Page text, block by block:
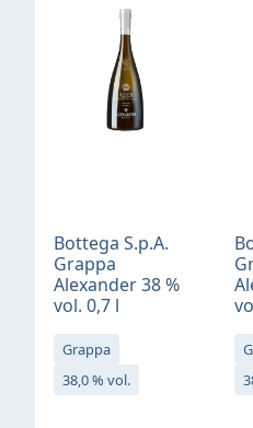
Bottega S.p.A.
Grappa
Alexander 38 %
vol. 0,7 l
Grappa
38,0 % vol.